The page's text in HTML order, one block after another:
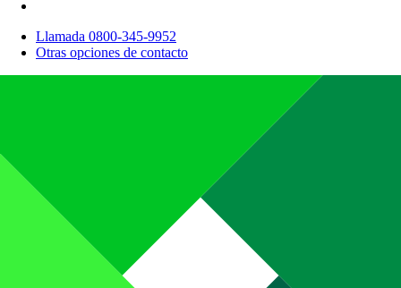
Llamada 0800-345-9952
Otras opciones de contacto